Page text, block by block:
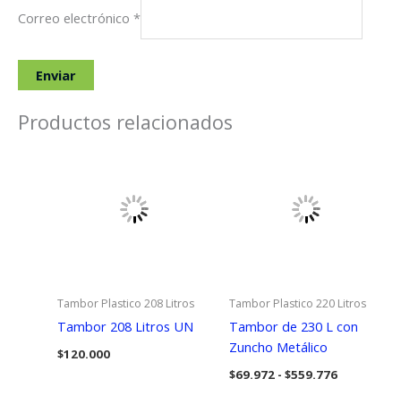
Correo electrónico *
Productos relacionados
Tambor Plastico 208 Litros
Tambor 208 Litros UN
$120.000
Tambor Plastico 220 Litros
Tambor de 230 L con
Zuncho Metálico
$69.972 - $559.776Rango